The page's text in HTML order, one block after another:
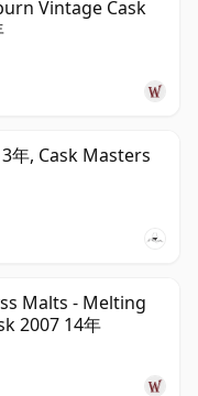
Vintage Cask
年, Cask Masters
Malts - Melting
2007 14年